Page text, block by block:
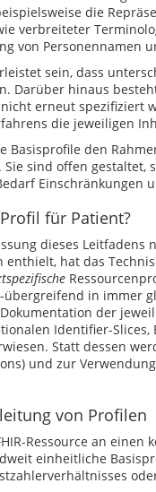
die
verbreiteter
von Personennamen
sein, dass
Darüber hinaus
erneut spezifiziert
die jeweiligen
Basisprofile den
Sie sind offen
Einschränkungen
für Patient?
dieses
enthielt, hat das
übergreifend in immer
der
Identifier-
Statt dessen
und zur
von Profilen
Ressource an einen
einheitliche